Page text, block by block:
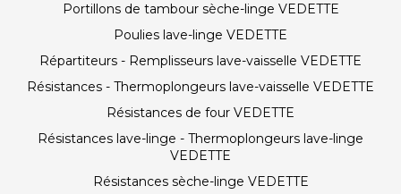
Portillons de tambour sèche-linge VEDETTE
Poulies lave-linge VEDETTE
Répartiteurs - Remplisseurs lave-vaisselle VEDETTE
Résistances - Thermoplongeurs lave-vaisselle VEDETTE
Résistances de four VEDETTE
Résistances lave-linge - Thermoplongeurs lave-linge
VEDETTE
Résistances sèche-linge VEDETTE